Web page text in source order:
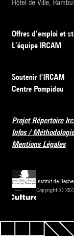
Hôtel de Ville,
Offres d’emploi et
L’équipe IRCAM
Soutenir l’IRCAM
Centre Pompidou
Projet Répertoire
Infos / Méthodologie
Mentions Légales
Institut de
Copyright ©